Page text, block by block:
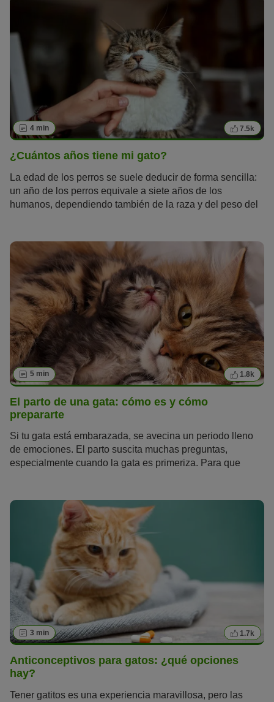
4 min 7.5k
¿Cuántos años tiene mi gato?
La edad de los perros se suele deducir de forma sencilla:
un año de los perros equivale a siete años de los
humanos, dependiendo también de la raza y del peso del
obsoleta. Pero, en el caso de los gatos, ¿hay alguna regla
para saber su edad y convertirla en años humanos?
¿Cuántos años suelen vivir? ¿A partir de qué edad se
considera a los felinos «senior»? Descubre aquí todo
sobre la edad de los gatos.
5 min 1.8k
El parto de una gata: cómo es y cómo
prepararte
Si tu gata está embarazada, se avecina un periodo lleno
de emociones. El parto suscita muchas preguntas,
especialmente cuando la gata es primeriza. Para que
una gata.
3 min 1.7k
Anticonceptivos para gatos: ¿qué opciones
hay?
Tener gatitos es una experiencia maravillosa, pero las